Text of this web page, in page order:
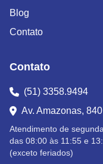
Blog
Contato
Contato
(51) 3358.9494
Av. Amazonas,
Atendimento de
das 08:00 às 11:55 e
(exceto feriados)